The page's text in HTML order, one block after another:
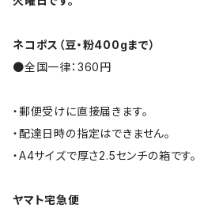
ネコポス（豆・粉400gまで）
●全国一律：360円
・郵便受けに直接届きます。
・配達日時の指定はできません。
・A4サイズで厚さ2.5センチの箱です。
ヤマト宅急便